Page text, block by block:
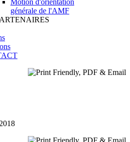
Motion d'orientation
générale de l'AMF